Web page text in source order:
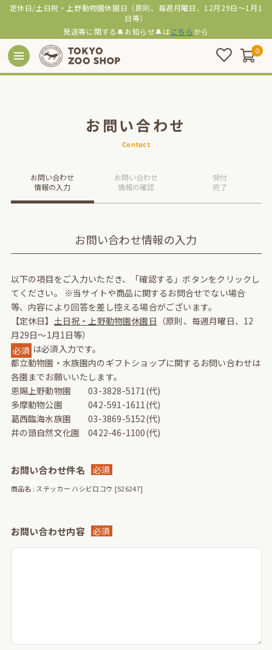
定休日/土日祝・上野動物園休園日（原則、毎週月曜日、12月29日～1月1
日等）
発送等に関する🔔お知らせ🔔は こちら から
0
Contact
お問い合わせ
お問い合わせ
情報の入力
お問い合わせ
情報の確認
受付
完了
お問い合わせ情報の入力
以下の項目をご入力いただき、「確認する」ボタンをクリックし
てください。
※当サイトや商品に関するお問合せでない場合
等、内容により回答を差し控える場合がございます。
【定休日】 土日祝・上野動物園休園日 （原則、毎週月曜日、12
月29日～1月1日等）
必須 は必須入力です。
都立動物園・水族園内のギフトショップに関するお問い合わせは
各園までお願いいたします。
恩賜上野動物園 03-3828-5171(代)
多摩動物公園 042-591-1611(代)
葛西臨海水族園 03-3869-5152(代)
井の頭自然文化園 0422-46-1100(代)
お問い合わせ件名 必須
商品名 : ステッカー ハシビロコウ [526247]
お問い合わせ内容 必須